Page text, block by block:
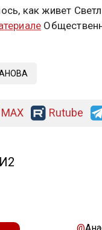
как живет
MAX Rutube
@